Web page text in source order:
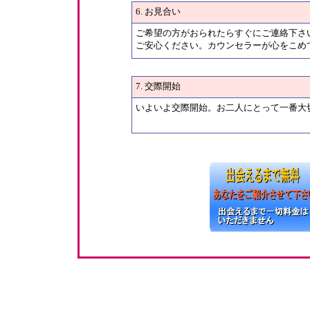
6. お見合い
ご希望の方がおられたらすぐにご連絡下
ご安心ください。カウンセラーが心をこめ
7. 交際開始
いよいよ交際開始。お二人にとって一番